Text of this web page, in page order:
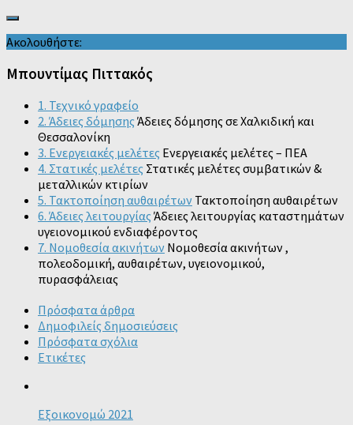
Ακολουθήστε:
Μπουντίμας Πιττακός
1. Τεχνικό γραφείο
2. Άδειες δόμησης Άδειες δόμησης σε Χαλκιδική και
Θεσσαλονίκη
3. Ενεργειακές μελέτες Ενεργειακές μελέτες – ΠΕΑ
4. Στατικές μελέτες Στατικές μελέτες συμβατικών &
μεταλλικών κτιρίων
5. Τακτοποίηση αυθαιρέτων Τακτοποίηση αυθαιρέτων
6. Άδειες λειτουργίας Άδειες λειτουργίας καταστημάτων
υγειονομικού ενδιαφέροντος
7. Νομοθεσία ακινήτων Νομοθεσία ακινήτων ,
πολεοδομική, αυθαιρέτων, υγειονομικού,
πυρασφάλειας
Πρόσφατα άρθρα
Δημοφιλείς δημοσιεύσεις
Πρόσφατα σχόλια
Ετικέτες
Εξοικονομώ 2021